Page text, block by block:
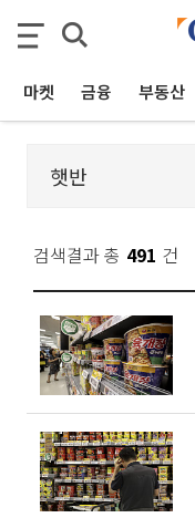
마켓 금융 부동산
검색결과 총 491 건